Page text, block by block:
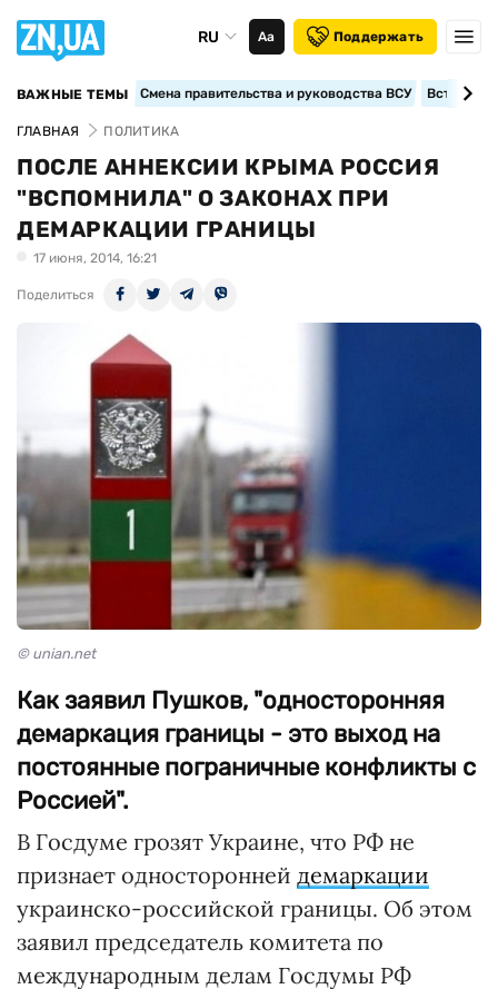
RU Аа Поддержать
ВАЖНЫЕ ТЕМЫ Смена правительства и руководства ВСУ
ГЛАВНАЯ ПОЛИТИКА
ПОСЛЕ АННЕКСИИ КРЫМА РОССИЯ
"ВСПОМНИЛА" О ЗАКОНАХ ПРИ
ДЕМАРКАЦИИ ГРАНИЦЫ
17 июня, 2014, 16:21
Поделиться
© unian.net
Как заявил Пушков, "односторонняя
демаркация границы - это выход на
постоянные пограничные конфликты с
Россией".
В Госдуме грозят Украине, что РФ не
признает односторонней демаркации
украинско-российской границы. Об этом
заявил председатель комитета по
международным делам Госдумы РФ